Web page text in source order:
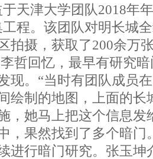
天津大学团队2018年
程。该团队对明长城
拍摄，获取了200余万
回忆，最早有研究暗
现。“当时有团队成员
绘制的地图，上面的长
，她马上把这个信息发
，果然找到了多个
进行暗门研究。张玉坤